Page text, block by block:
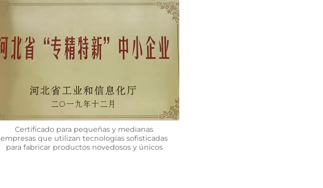
Certificado para pequeñas y medianas
empresas que utilizan tecnologías sofisticadas
para fabricar productos novedosos y únicos